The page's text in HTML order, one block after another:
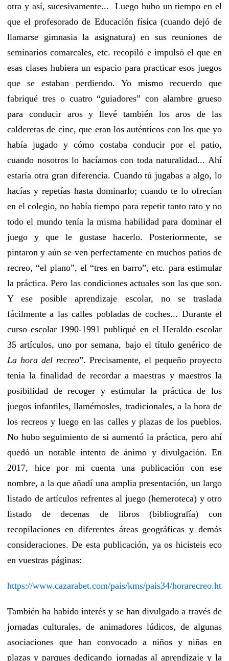
otra y así, sucesivamente... Luego hubo un tiempo en el
que el profesorado de Educación física (cuando dejó de
llamarse gimnasia la asignatura) en sus reuniones de
seminarios comarcales, etc. recopiló e impulsó el que en
esas clases hubiera un espacio para practicar esos juegos
que se estaban perdiendo. Yo mismo recuerdo que
fabriqué tres o cuatro “guiadores” con alambre grueso
para conducir aros y llevé también los aros de las
calderetas de cinc, que eran los auténticos con los que yo
había jugado y cómo costaba conducir por el patio,
cuando nosotros lo hacíamos con toda naturalidad... Ahí
estaría otra gran diferencia. Cuando tú jugabas a algo, lo
hacías y repetías hasta dominarlo; cuando te lo ofrecían
en el colegio, no había tiempo para repetir tanto rato y no
todo el mundo tenía la misma habilidad para dominar el
juego y que le gustase hacerlo. Posteriormente, se
pintaron y aún se ven perfectamente en muchos patios de
recreo, “el plano”, el “tres en barro”, etc. para estimular
la práctica. Pero las condiciones actuales son las que son.
Y ese posible aprendizaje escolar, no se traslada
fácilmente a las calles pobladas de coches... Durante el
curso escolar 1990-1991 publiqué en el Heraldo escolar
35 artículos, uno por semana, bajo el título genérico de
La hora del recreo”. Precisamente, el pequeño proyecto
tenía la finalidad de recordar a maestras y maestros la
posibilidad de recoger y estimular la práctica de los
juegos infantiles, llamémosles, tradicionales, a la hora de
los recreos y luego en las calles y plazas de los pueblos.
No hubo seguimiento de si aumentó la práctica, pero ahí
quedó un notable intento de ánimo y divulgación. En
2017, hice por mi cuenta una publicación con ese
nombre, a la que añadí una amplia presentación, un largo
listado de artículos refrentes al juego (hemeroteca) y otro
listado de decenas de libros (bibliografía) con
recopilaciones en diferentes áreas geográficas y demás
consideraciones. De esta publicación, ya os hicisteis eco
en vuestras páginas:
https://www.cazarabet.com/pais/kms/pais34/horarecreo.htm
También ha habido interés y se han divulgado a través de
jornadas culturales, de animadores lúdicos, de algunas
asociaciones que han convocado a niños y niñas en
plazas y parques dedicando jornadas al aprendizaje y la